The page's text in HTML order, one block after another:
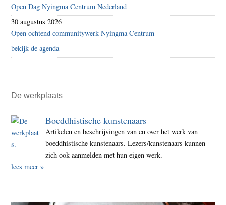
Open Dag Nyingma Centrum Nederland
30 augustus 2026
Open ochtend communitywerk Nyingma Centrum
bekijk de agenda
De werkplaats
Boeddhistische kunstenaars
Artikelen en beschrijvingen van en over het werk van
boeddhistische kunstenaars. Lezers/kunstenaars kunnen
zich ook aanmelden met hun eigen werk.
lees meer »